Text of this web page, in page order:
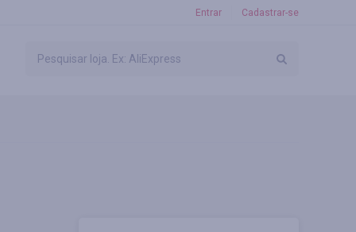
Entrar Cadastrar-se